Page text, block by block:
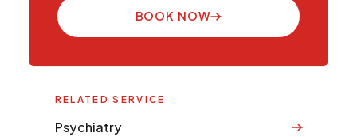
BOOK NOW
RELATED SERVICE
Psychiatry